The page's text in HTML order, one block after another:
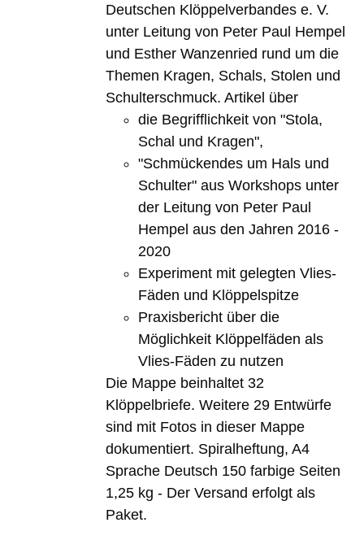
Deutschen Klöppelverbandes e. V.
unter Leitung von Peter Paul Hempel
und Esther Wanzenried rund um die
Themen Kragen, Schals, Stolen und
Schulterschmuck. Artikel über
die Begrifflichkeit von "Stola,
Schal und Kragen",
"Schmückendes um Hals und
Schulter" aus Workshops unter
der Leitung von Peter Paul
Hempel aus den Jahren 2016 -
2020
Experiment mit gelegten Vlies-
Fäden und Klöppelspitze
Praxisbericht über die
Möglichkeit Klöppelfäden als
Vlies-Fäden zu nutzen
Die Mappe beinhaltet 32
Klöppelbriefe. Weitere 29 Entwürfe
sind mit Fotos in dieser Mappe
dokumentiert. Spiralheftung, A4
Sprache Deutsch 150 farbige Seiten
1,25 kg - Der Versand erfolgt als
Paket.